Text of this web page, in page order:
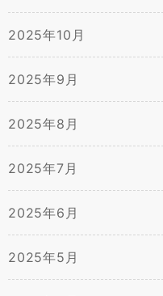
2025年10月
2025年9月
2025年8月
2025年7月
2025年6月
2025年5月